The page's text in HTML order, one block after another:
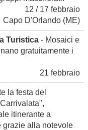
12 / 17 febbraio
Capo D'Orlando (ME)
Turistica - Mosaici e
gratuitamente i
21 febbraio
la festa del
itinerante a
grazie alla notevole